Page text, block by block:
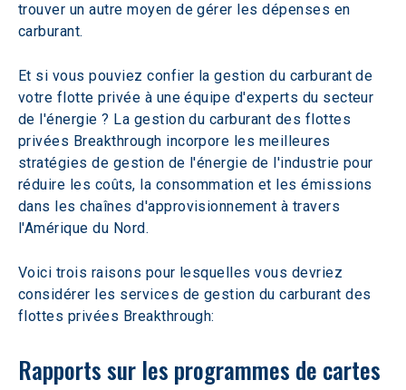
trouver un autre moyen de gérer les dépenses en
carburant.
Et si vous pouviez confier la gestion du carburant de
votre flotte privée à une équipe d'experts du secteur
de l'énergie ? La gestion du carburant des flottes
privées Breakthrough incorpore les meilleures
stratégies de gestion de l'énergie de l'industrie pour
réduire les coûts, la consommation et les émissions
dans les chaînes d'approvisionnement à travers
l'Amérique du Nord.
Voici trois raisons pour lesquelles vous devriez
considérer les services de gestion du carburant des
flottes privées Breakthrough:
Rapports sur les programmes de cartes